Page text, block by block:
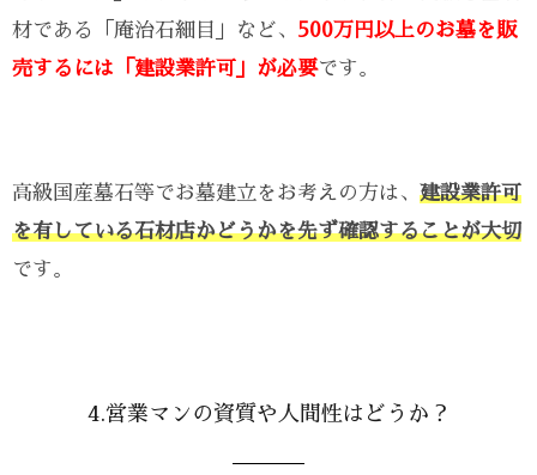
材である「庵治石細目」など、 500万円以上のお墓を販
売するには「建設業許可」が必要です。
高級国産墓石等でお墓建立をお考えの方は、 建設業許可
を有している石材店かどうかを先ず確認することが大切
です。
4.営業マンの資質や人間性はどうか？